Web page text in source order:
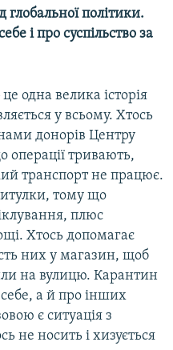
глобальної політики.
і про суспільство за
одна велика історія
у всьому. Хтось
донорів Центру
операції тривають,
транспорт не працює.
тому що
плюс
Хтось допомагає
них у магазин, щоб
на вулицю. Карантин
а й про інших
є ситуація з
не носить і хизується